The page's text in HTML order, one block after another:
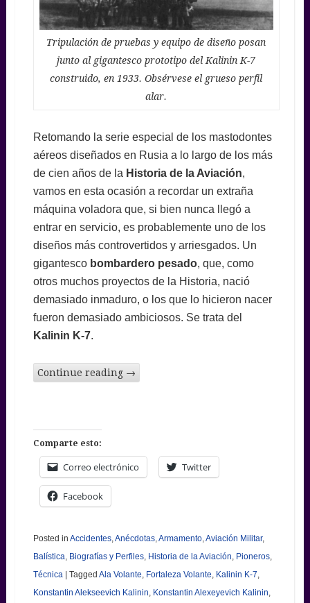
Tripulación de pruebas y equipo de diseño posan
junto al gigantesco prototipo del Kalinin K-7
construido, en 1933. Obsérvese el grueso perfil
alar.
Retomando la serie especial de los mastodontes
aéreos diseñados en Rusia a lo largo de los más
de cien años de la Historia de la Aviación,
vamos en esta ocasión a recordar un extraña
máquina voladora que, si bien nunca llegó a
entrar en servicio, es probablemente uno de los
diseños más controvertidos y arriesgados. Un
gigantesco bombardero pesado, que, como
otros muchos proyectos de la Historia, nació
demasiado inmaduro, o los que lo hicieron nacer
fueron demasiado ambiciosos. Se trata del
Kalinin K-7.
Continue reading →
Comparte esto:
Correo electrónico Twitter
Facebook
Posted in Accidentes,Anécdotas,Armamento,Aviación Militar,
Balística, Biografías y Perfiles, Historia de la Aviación, Pioneros,
Técnica
Tagged Ala Volante, Fortaleza Volante, Kalinin K-7,
Konstantin Alekseevich Kalinin, Konstantin Alexeyevich Kalinin,